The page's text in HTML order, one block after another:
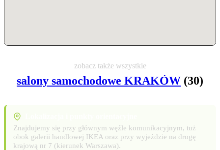
zobacz także wszystkie
salony samochodowe KRAKÓW (30)
Znajdujemy się przy głównym węźle komunikacyjnym, tuż
obok galerii handlowej IKEA oraz przy wyjeździe na drogę
krajową nr 7 (kierunek Warszawa).